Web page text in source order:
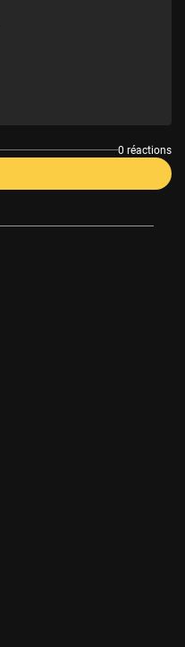
0 réactions